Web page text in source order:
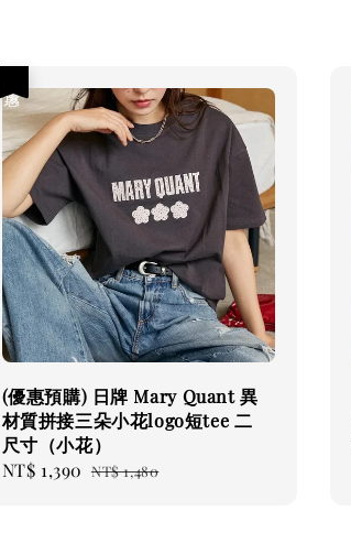
(優惠預購) 日牌 Mary Quant 異
材質拼接三朵小花logo短tee 二
尺寸（小花）
Sale
NT$ 1,390 Regular
NT$ 1,480